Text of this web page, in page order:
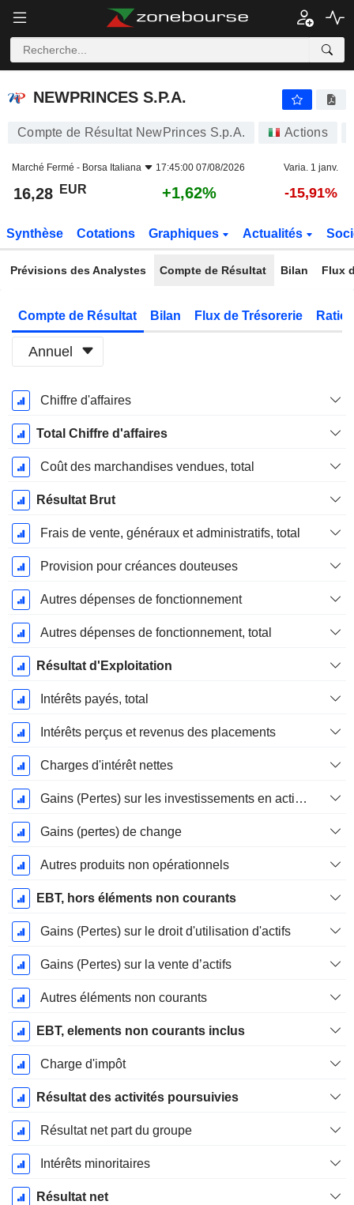
NEWPRINCES S.P.A.
NEWPRINCES S.P.A.
Compte de Résultat NewPrinces S.p.A. Actions
Marché Fermé - Borsa Italiana 17:45:00 07/08/2026 Varia. 1 janv.
16,28 EUR +1,62% -15,91%
Synthèse Cotations Graphiques Actualités
Prévisions des Analystes Compte de Résultat Bilan Flux
Compte de Résultat Bilan Flux de Trésorerie
Annuel
Période
Fiscale:
Décembre
Chiffre d'affaires
Total Chiffre d'affaires
Coût des marchandises vendues, total
Résultat Brut
Frais de vente, généraux et administratifs, total
Provision pour créances douteuses
Autres dépenses de fonctionnement
Autres dépenses de fonctionnement, total
Résultat d'Exploitation
Intérêts payés, total
Intérêts perçus et revenus des placements
Charges d'intérêt nettes
Gains (Pertes) sur les investissements en actions
Gains (pertes) de change
Autres produits non opérationnels
EBT, hors éléments non courants
Gains (Pertes) sur le droit d'utilisation d'actifs
Gains (Pertes) sur la vente d’actifs
Autres éléments non courants
EBT, elements non courants inclus
Charge d'impôt
Résultat des activités poursuivies
Résultat net part du groupe
Intérêts minoritaires
Résultat net